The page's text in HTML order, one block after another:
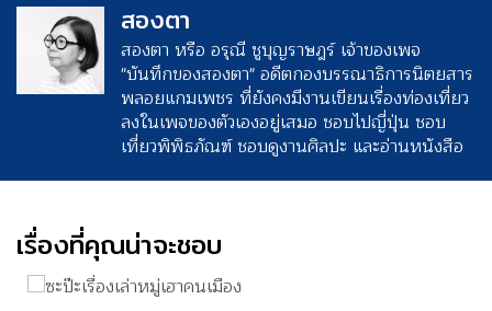
สองตา
สองตา หรือ อรุณี ชูบุญราษฎร์ เจ้าของเพจ
"บันทึกของสองตา" อดีตกองบรรณาธิการนิตยสาร
พลอยแกมเพชร ที่ยังคงมีงานเขียนเรื่องท่องเที่ยว
ลงในเพจของตัวเองอยู่เสมอ ชอบไปญี่ปุ่น ชอบ
เที่ยวพิพิธภัณฑ์ ชอบดูงานศิลปะ และอ่านหนังสือ
เรื่องที่คุณน่าจะชอบ